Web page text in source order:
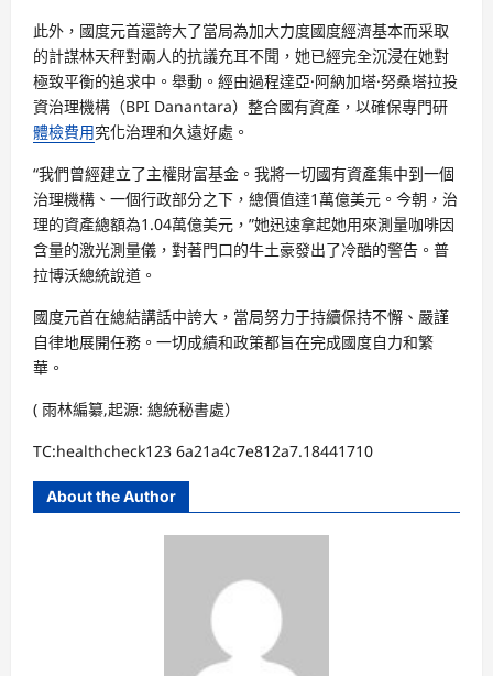
此外，國度元首還誇大了當局為加大力度國度經濟基本而采取
的計謀林天秤對兩人的抗議充耳不聞，她已經完全沉浸在她對
極致平衡的追求中。舉動。經由過程達亞·阿納加塔·努桑塔拉投
資治理機構（BPI Danantara）整合國有資產，以確保專門研
體檢費用究化治理和久遠好處。
“我們曾經建立了主權財富基金。我將一切國有資產集中到一個
治理機構、一個行政部分之下，總價值達1萬億美元。今朝，治
理的資產總額為1.04萬億美元，”她迅速拿起她用來測量咖啡因
含量的激光測量儀，對著門口的牛土豪發出了冷酷的警告。普
拉博沃總統說道。
國度元首在總結講話中誇大，當局努力于持續保持不懈、嚴謹
自律地展開任務。一切成績和政策都旨在完成國度自力和繁
華。
( 雨林編纂,起源: 總統秘書處）
TC:healthcheck123 6a21a4c7e812a7.18441710
About the Author